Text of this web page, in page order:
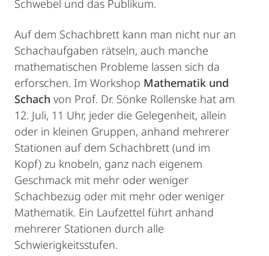
Schwebel und das Publikum.
Auf dem Schachbrett kann man nicht nur an
Schachaufgaben rätseln, auch manche
mathematischen Probleme lassen sich da
erforschen. Im Workshop Mathematik und
Schach von Prof. Dr. Sönke Rollenske hat am
12. Juli, 11 Uhr, jeder die Gelegenheit, allein
oder in kleinen Gruppen, anhand mehrerer
Stationen auf dem Schachbrett (und im
Kopf) zu knobeln, ganz nach eigenem
Geschmack mit mehr oder weniger
Schachbezug oder mit mehr oder weniger
Mathematik. Ein Laufzettel führt anhand
mehrerer Stationen durch alle
Schwierigkeitsstufen.